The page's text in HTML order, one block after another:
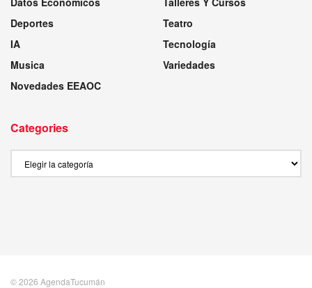
Deportes
IA
Musica
Novedades EEAOC
Teatro
Tecnología
Variedades
Categories
© 2026 AgendaTucumán